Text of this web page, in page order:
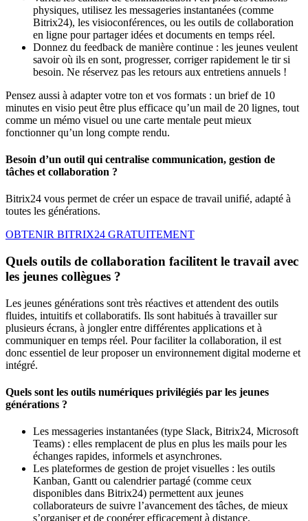
physiques, utilisez les messageries instantanées (comme
Bitrix24), les visioconférences, ou les outils de collaboration
en ligne pour partager idées et documents en temps réel.
Donnez du feedback de manière continue : les jeunes veulent
savoir où ils en sont, progresser, corriger rapidement le tir si
besoin. Ne réservez pas les retours aux entretiens annuels !
Pensez aussi à adapter votre ton et vos formats : un brief de 10
minutes en visio peut être plus efficace qu’un mail de 20 lignes, tout
comme un mémo visuel ou une carte mentale peut mieux
fonctionner qu’un long compte rendu.
Besoin d’un outil qui centralise communication, gestion de
tâches et collaboration ?
Bitrix24 vous permet de créer un espace de travail unifié, adapté à
toutes les générations.
OBTENIR BITRIX24 GRATUITEMENT
Quels outils de collaboration facilitent le travail avec
les jeunes collègues ?
Les jeunes générations sont très réactives et attendent des outils
fluides, intuitifs et collaboratifs. Ils sont habitués à travailler sur
plusieurs écrans, à jongler entre différentes applications et à
communiquer en temps réel. Pour faciliter la collaboration, il est
donc essentiel de leur proposer un environnement digital moderne et
intégré.
Quels sont les outils numériques privilégiés par les jeunes
générations ?
Les messageries instantanées (type Slack, Bitrix24, Microsoft
Teams) : elles remplacent de plus en plus les mails pour les
échanges rapides, informels et asynchrones.
Les plateformes de gestion de projet visuelles : les outils
Kanban, Gantt ou calendrier partagé (comme ceux
disponibles dans Bitrix24) permettent aux jeunes
collaborateurs de suivre l’avancement des tâches, de mieux
s’organiser et de coopérer efficacement à distance.